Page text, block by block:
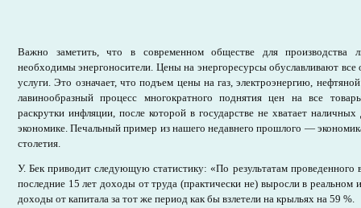
Важно заметить, что в современном обществе для производства
необходимы энергоносители. Цены на энергоресурсы обуславливают
услуги. Это означает, что подъем цены на газ, электроэнергию,
лавинообразный процесс многократного поднятия цен на все
раскрутки инфляции, после которой в государстве не хватает наличных
экономике. Печальный пример из нашего недавнего прошлого —
столетия.
У. Бек приводит следующую статистику: «По результатам проведенного
последние 15 лет доходы от труда (практически не) выросли в реальном
доходы от капитала за тот же период как бы взлетели на крыльях на 59 %.